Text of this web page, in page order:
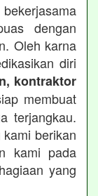
dengan
Oleh karna
diri
kontraktor
membuat
terjangkau.
berikan
kami pada
yang